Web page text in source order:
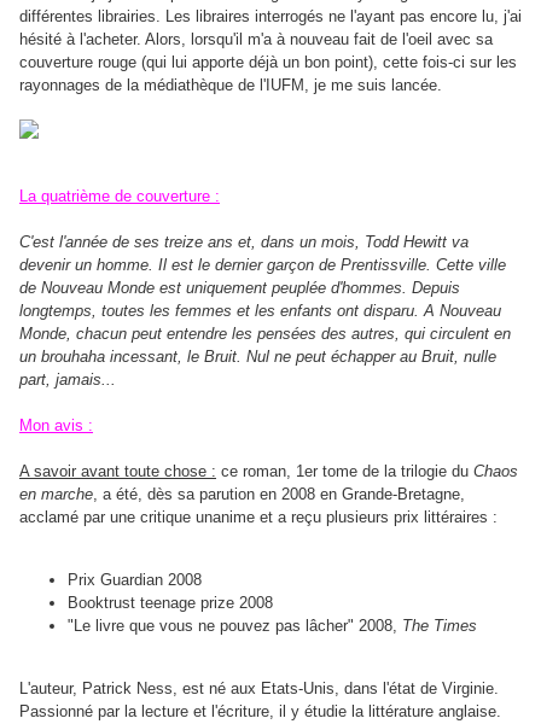
différentes librairies. Les libraires interrogés ne l'ayant pas encore lu, j'ai
hésité à l'acheter. Alors, lorsqu'il m'a à nouveau fait de l'oeil avec sa
couverture rouge (qui lui apporte déjà un bon point), cette fois-ci sur les
rayonnages de la médiathèque de l'IUFM, je me suis lancée.
La quatrième de couverture :
C'est l'année de ses treize ans et, dans un mois, Todd Hewitt va
devenir un homme. Il est le dernier garçon de Prentissville. Cette ville
de Nouveau Monde est uniquement peuplée d'hommes. Depuis
longtemps, toutes les femmes et les enfants ont disparu. A Nouveau
Monde, chacun peut entendre les pensées des autres, qui circulent en
un brouhaha incessant, le Bruit. Nul ne peut échapper au Bruit, nulle
part, jamais...
Mon avis :
A savoir avant toute chose : ce roman, 1er tome de la trilogie du Chaos
en marche, a été, dès sa parution en 2008 en Grande-Bretagne,
acclamé par une critique unanime et a reçu plusieurs prix littéraires :
Prix Guardian 2008
Booktrust teenage prize 2008
"Le livre que vous ne pouvez pas lâcher" 2008, The Times
L'auteur, Patrick Ness, est né aux Etats-Unis, dans l'état de Virginie.
Passionné par la lecture et l'écriture, il y étudie la littérature anglaise.